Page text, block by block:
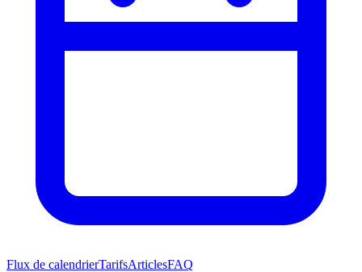
Flux de calendrierTarifsArticlesFAQ